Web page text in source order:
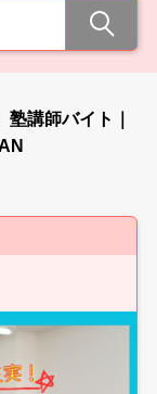
塾講師バイト｜